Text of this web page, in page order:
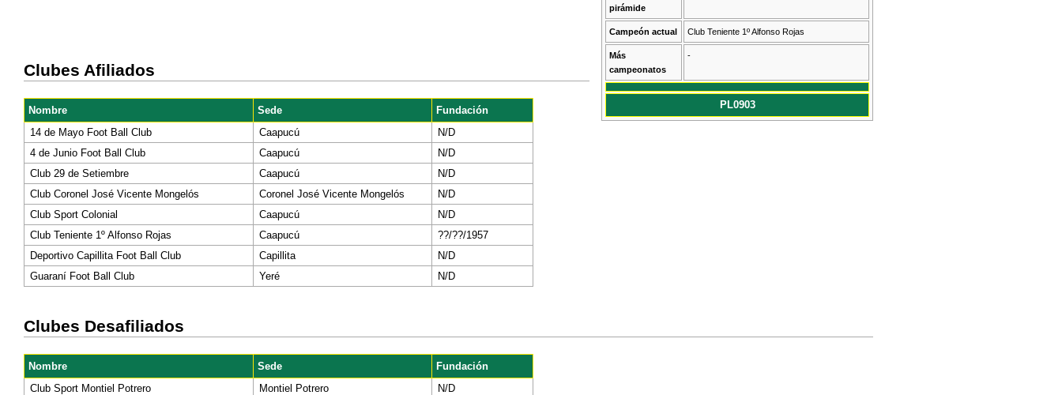
pirámide
Campeón actual Club Teniente 1º Alfonso Rojas
Más
campeonatos
-
PL0903
Clubes Afiliados
Nombre Sede
Fundación
14 de Mayo Foot Ball Club
Caapucú
N/D
4 de Junio Foot Ball Club
Caapucú
N/D
Club 29 de Setiembre
Caapucú
N/D
Club Coronel José Vicente Mongelós
Coronel José Vicente Mongelós
N/D
Club Sport Colonial
Caapucú
N/D
Club Teniente 1º Alfonso Rojas
Caapucú
??/??/1957
Deportivo Capillita Foot Ball Club
Capillita
N/D
Guaraní Foot Ball Club
Yeré N/D
Clubes Desafiliados
Nombre Sede
Fundación
Club Sport Montiel Potrero
Montiel Potrero N/D